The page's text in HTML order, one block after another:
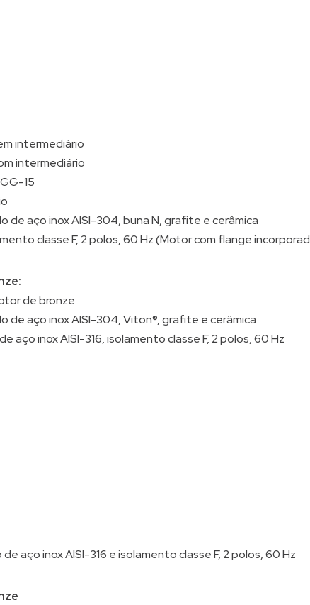
intermediário
intermediário
15
de aço inox AISI-304, buna N, grafite e cerâmica
classe F, 2 polos, 60 Hz (Motor com flange
de bronze
de aço inox AISI-304, Viton®, grafite e cerâmica
aço inox AISI-316, isolamento classe F, 2 polos, 60 Hz
aço inox AISI-316 e isolamento classe F, 2 polos, 60 Hz